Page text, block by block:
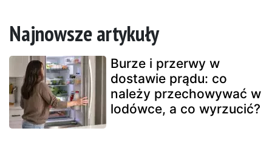
Najnowsze artykuły
Burze i przerwy w
dostawie prądu: co
należy przechowywać w
lodówce, a co wyrzucić?